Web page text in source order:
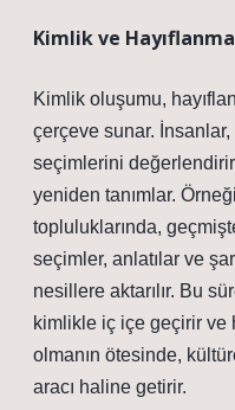
Kimlikve Hayıflanma
Kimlik oluşumu,
çerçeve sunar.
seçimlerini
yeniden tanımlar.
topluluklarında,
seçimler, anlatılar ve
nesillere aktarılır. Bu
kimlikle iç içe geçirir ve
olmanın ötesinde,
aracı haline getirir.